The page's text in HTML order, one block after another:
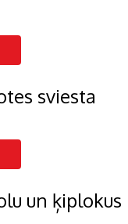
sviesta
un ķiplokus